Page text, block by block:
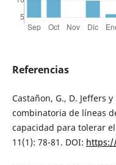
Referencias
Castañon, G., D. Jeffers
combinatoria de líneas
capacidad para tolerar
11(1): 78-81. DOI: